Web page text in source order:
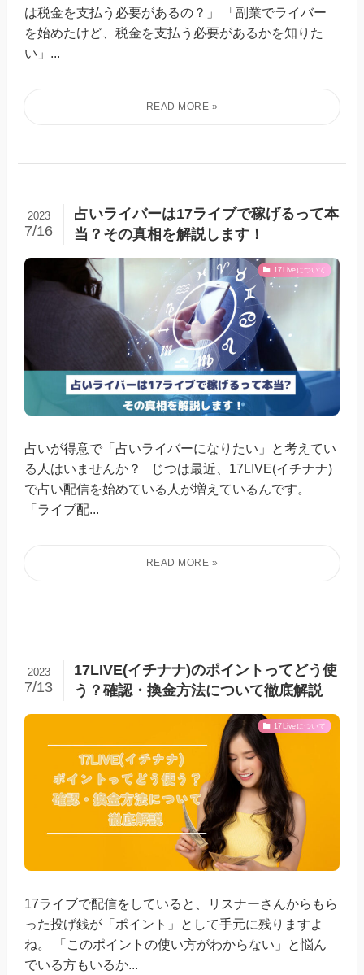
は税金を支払う必要があるの？」 「副業でライバー
を始めたけど、税金を支払う必要があるかを知りた
い」...
占いライバーは17ライブで稼げるって本
当？その真相を解説します！
2023
7/16
17Liveについて
占いが得意で「占いライバーになりたい」と考えてい
る人はいませんか？ じつは最近、17LIVE(イチナナ)
で占い配信を始めている人が増えているんです。
「ライブ配...
17LIVE(イチナナ)のポイントってどう使
う？確認・換金方法について徹底解説
2023
7/13
17Liveについて
17ライブで配信をしていると、リスナーさんからもら
った投げ銭が「ポイント」として手元に残りますよ
ね。 「このポイントの使い方がわからない」と悩ん
でいる方もいるか...